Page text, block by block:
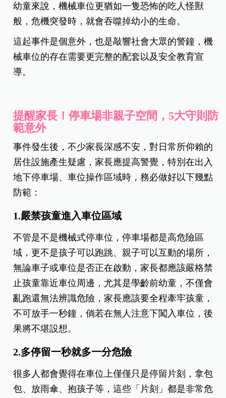
幼童來說，機械車位更猶如一隻恐怖的吃人怪獸
般，危機突發時，就會吞噬掉幼小的生命。
這起事件是個意外，也是敲響社會大眾的警鐘，機
械車位的存在需要更完整的配套以及安全教育宣
導。
提醒家長！停車場非親子空間，5大守則防
範意外
事件發生後，不少家長深感不安，對日常所仰賴的
居住設施產生疑慮，家長應提高警覺，特別在出入
地下停車場、車位操作區域時，務必做好以下幾點
防範：
1.嚴禁孩童進入車位區域
不管是不是機械式停車位，停車場都是高危險區
域，更不是孩子可以跑跳、親子可以互動的場所，
無論車子或車位是否正在啟動，家長都應該嚴格禁
止孩童靠近車位周邊，尤其是學齡前幼童，不僅會
亂跑還無法辨識危險，家長應該要全程牽牢孩童，
不可放手一秒鐘，倘若在無人注意下闖入車位，後
果將不堪設想。
2.多停留一秒就多一分危險
很多人都會覺得在車位上僅僅只是停留片刻，拿包
包、放雨傘、抱孩子等，這些「片刻」都是非常危